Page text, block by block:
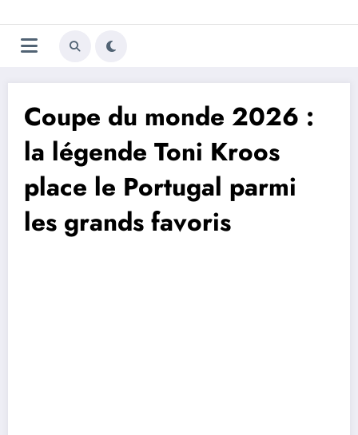
au
contenu
Trivela
L'actualité du football
Coupe du monde 2026 :
la légende Toni Kroos
place le Portugal parmi
les grands favoris